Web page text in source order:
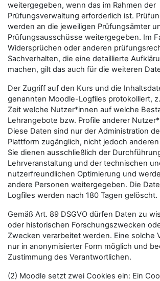
weitergegeben, wenn das im Rahmen der
Prüfungsverwaltung erforderlich ist.
werden an die jeweiligen Prüfungsämter
Prüfungsausschüsse weitergegeben. Im
Widersprüchen oder anderen
Sachverhalten, die eine detaillierte
machen, gilt das auch für die weiteren
Der Zugriff auf den Kurs und die
genannten Moodle-Logfiles protokolliert,
Zeit welche Nutzer*innen auf welche
Lehrangebote bzw. Profile anderer
Diese Daten sind nur der Administration
Plattform zugänglich, nicht jedoch
Sie dienen ausschließlich der
Lehrveranstaltung und der technischen
nutzerfreundlichen Optimierung und
andere Personen weitergegeben. Die
Logfiles werden nach 180 Tagen gelöscht.
Gemäß Art. 89 DSGVO dürfen Daten zu
oder historischen Forschungszwecken
Zwecken verarbeitet werden. Eine solche
nur in anonymisierter Form möglich und
Zustimmung des Verantwortlichen.
(2) Moodle setzt zwei Cookies ein: Ein